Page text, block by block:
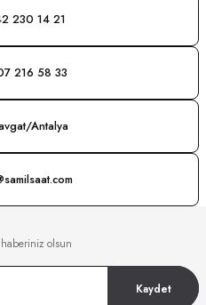
230 14 21
216 58 33
Antalya
olsun
Kaydet